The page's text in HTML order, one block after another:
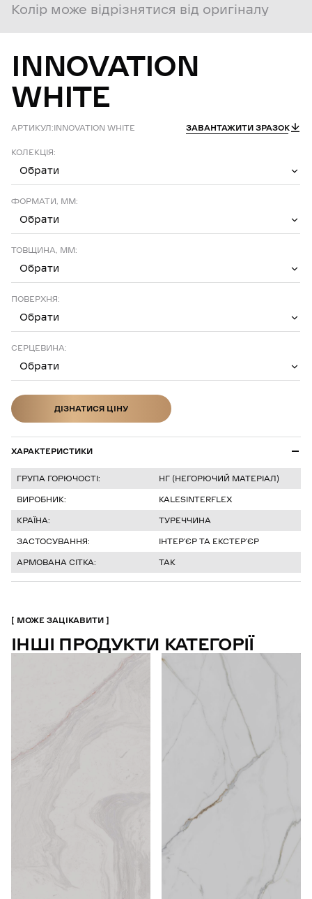
Колір може відрізнятися від оригіналу
INNOVATION
WHITE
АРТИКУЛ:INNOVATION WHITE ЗАВАНТАЖИТИ ЗРАЗОК
КОЛЕКЦІЯ:
Обрати
ФОРМАТИ, ММ:
Обрати
ТОВЩИНА, ММ:
Обрати
ПОВЕРХНЯ:
Обрати
СЕРЦЕВИНА:
Обрати
ДІЗНАТИСЯ ЦІНУ
ХАРАКТЕРИСТИКИ
ГРУПА ГОРЮЧОСТІ:
НГ (НЕГОРЮЧИЙ МАТЕРІАЛ)
ВИРОБНИК:
KALESINTERFLEX
КРАЇНА:
ТУРЕЧЧИНА
ЗАСТОСУВАННЯ:
ІНТЕРʼЄР ТА ЕКСТЕРʼЄР
АРМОВАНА СІТКА:
ТАК
МОЖЕ ЗАЦІКАВИТИ
ІНШІ ПРОДУКТИ КАТЕГОРІЇ